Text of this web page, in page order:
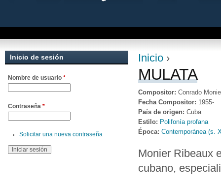
Se encuentra
Inicio ›
MULATA
Compositor: Conrado
Fecha Compositor: 1955-
País de origen: Cuba
Estilo: Polifonía profana
Época: Contemporánea (s.
Monier Ribeaux
cubano,
Inicio de sesión
Nombre de usuario *
Contraseña *
Solicitar una nueva contraseña